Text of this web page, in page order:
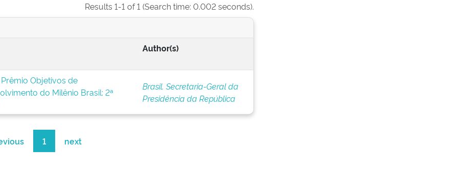
Results 1-1 of 1 (Search time: 0.002 seconds).
Author(s)
Objetivos de
do Milênio Brasil: 2ª
Brasil. Secretaria-Geral da
Presidência da República
1 next